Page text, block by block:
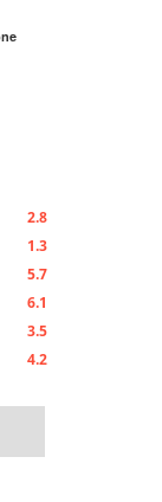
2.8
1.3
5.7
6.1
3.5
4.2